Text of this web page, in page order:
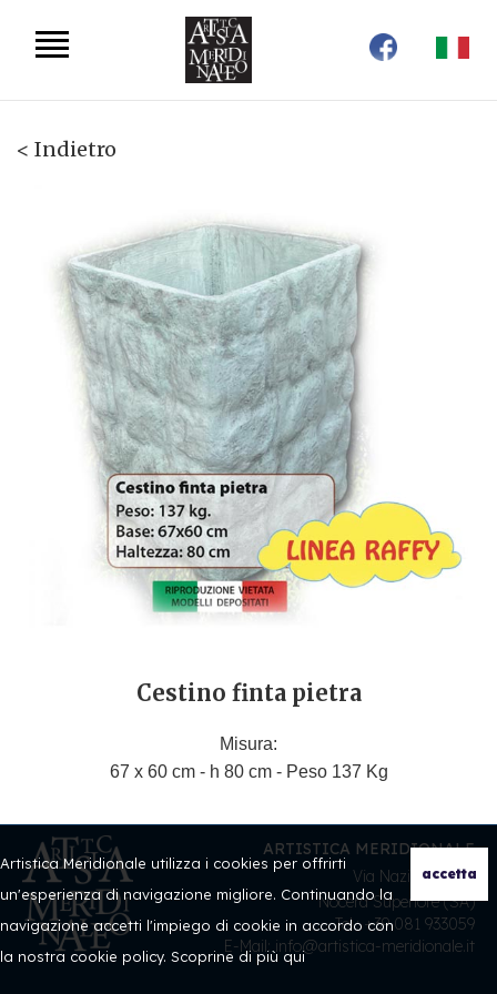
Artistica Meridionale utilizza i cookies per offrirti
un'esperienza di navigazione migliore. Continuando la
navigazione accetti l'impiego di cookie in accordo con
la nostra cookie policy. Scoprine di piùqui
< Indietro
Cestino finta pietra
Misura:
67 x 60 cm - h 80 cm - Peso 137 Kg
ARTISTICA MERIDIONALE
Via Nazionale, 54
Nocera Superiore (SA)
Tel.: +39 081 933059
E-Mail: info@artistica-meridionale.it